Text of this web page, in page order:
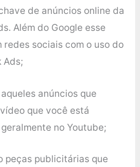
de anúncios online da
Além do Google esse
sociais com o uso do
Ads;
anúncios que
que você está
no Youtube;
peças publicitárias que